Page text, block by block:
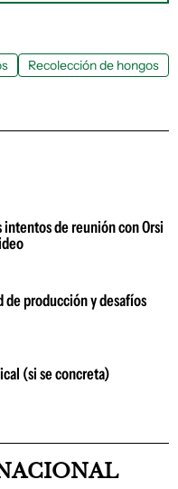
Recolección de hongos
intentos de reunión con Orsi
de producción y desafíos
(si se concreta)